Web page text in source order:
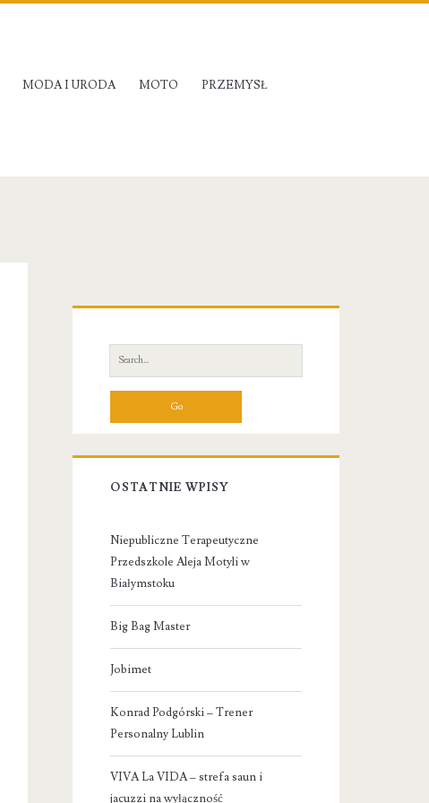
MODA I URODA MOTO PRZEMYSŁ
Sidebar
Search
for:
OSTATNIE WPISY
Niepubliczne Terapeutyczne
Przedszkole Aleja Motyli w
Białymstoku
Big Bag Master
Jobimet
Konrad Podgórski – Trener
Personalny Lublin
VIVA La VIDA – strefa saun i
jacuzzi na wyłączność